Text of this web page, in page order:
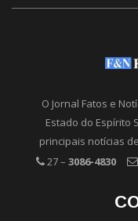
O Jornal Fatos e
Estado do Espírito
principais notícias
27 – 3086-4830